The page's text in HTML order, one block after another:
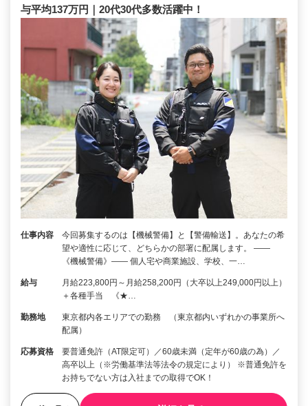
与平均137万円｜20代30代多数活躍中！
仕事内容
今回募集するのは【機械警備】と【警備輸送】。あなたの希
望や適性に応じて、どちらかの部署に配属します。 ――
《機械警備》―― 個人宅や商業施設、学校、一…
給与
月給223,800円～月給258,200円（大卒以上249,000円以上）
＋各種手当 《★…
勤務地
東京都内各エリアでの勤務 （東京都内いずれかの事業所へ
配属）
応募資格
要普通免許（AT限定可）／60歳未満（定年が60歳の為）／
高卒以上（※労働基準法等法令の規定により） ※普通免許を
お持ちでない方は入社までの取得でOK！